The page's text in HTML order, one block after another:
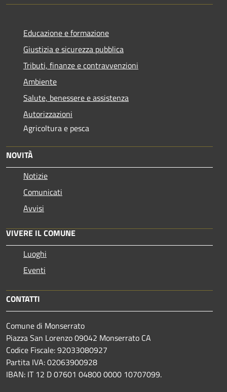
Educazione e formazione
Giustizia e sicurezza pubblica
Tributi, finanze e contravvenzioni
Ambiente
Salute, benessere e assistenza
Autorizzazioni
Agricoltura e pesca
NOVITÀ
Notizie
Comunicati
Avvisi
VIVERE IL COMUNE
Luoghi
Eventi
CONTATTI
Comune di Monserrato
Piazza San Lorenzo 09042 Monserrato CA
Codice Fiscale: 92033080927
Partita IVA: 02063900928
IBAN: IT 12 D 07601 04800 0000 10707099.